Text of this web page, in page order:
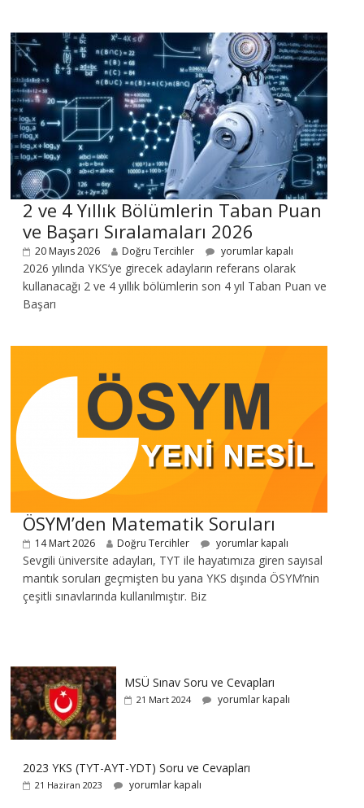
2 ve 4 Yıllık Bölümlerin Taban Puan
ve Başarı Sıralamaları 2026
20 Mayıs 2026 Doğru Tercihler yorumlar kapalı
2026 yılında YKS’ye girecek adayların referans olarak
kullanacağı 2 ve 4 yıllık bölümlerin son 4 yıl Taban Puan ve
Başarı
ÖSYM’den Matematik Soruları
14 Mart 2026 Doğru Tercihler yorumlar kapalı
Sevgili üniversite adayları, TYT ile hayatımıza giren sayısal
mantık soruları geçmişten bu yana YKS dışında ÖSYM’nin
çeşitli sınavlarında kullanılmıştır. Biz
MSÜ Sınav Soru ve Cevapları
21 Mart 2024 yorumlar kapalı
2023 YKS (TYT-AYT-YDT) Soru ve Cevapları
21 Haziran 2023 yorumlar kapalı